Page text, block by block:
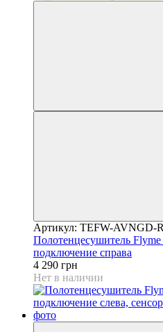
Артикул: TEFW-AVNGD-R
Полотенцесушитель
подключение справа
4 290 грн
Нет в наличии